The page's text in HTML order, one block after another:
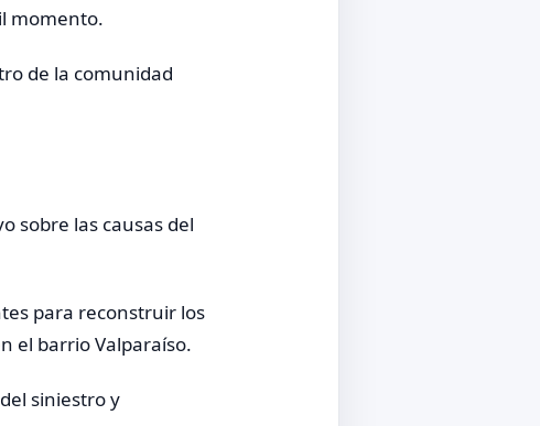
momento.
de la comunidad
sobre las causas del
para reconstruir los
el barrio Valparaíso.
siniestro y